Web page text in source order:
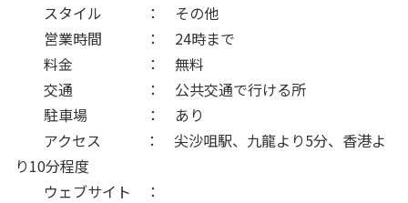
スタイル ： その他
営業時間 ： 24時まで
料金 ： 無料
交通 ： 公共交通で行ける所
駐車場 ： あり
アクセス ： 尖沙咀駅、九龍より5分、香港よ
り10分程度
ウェブサイト ：